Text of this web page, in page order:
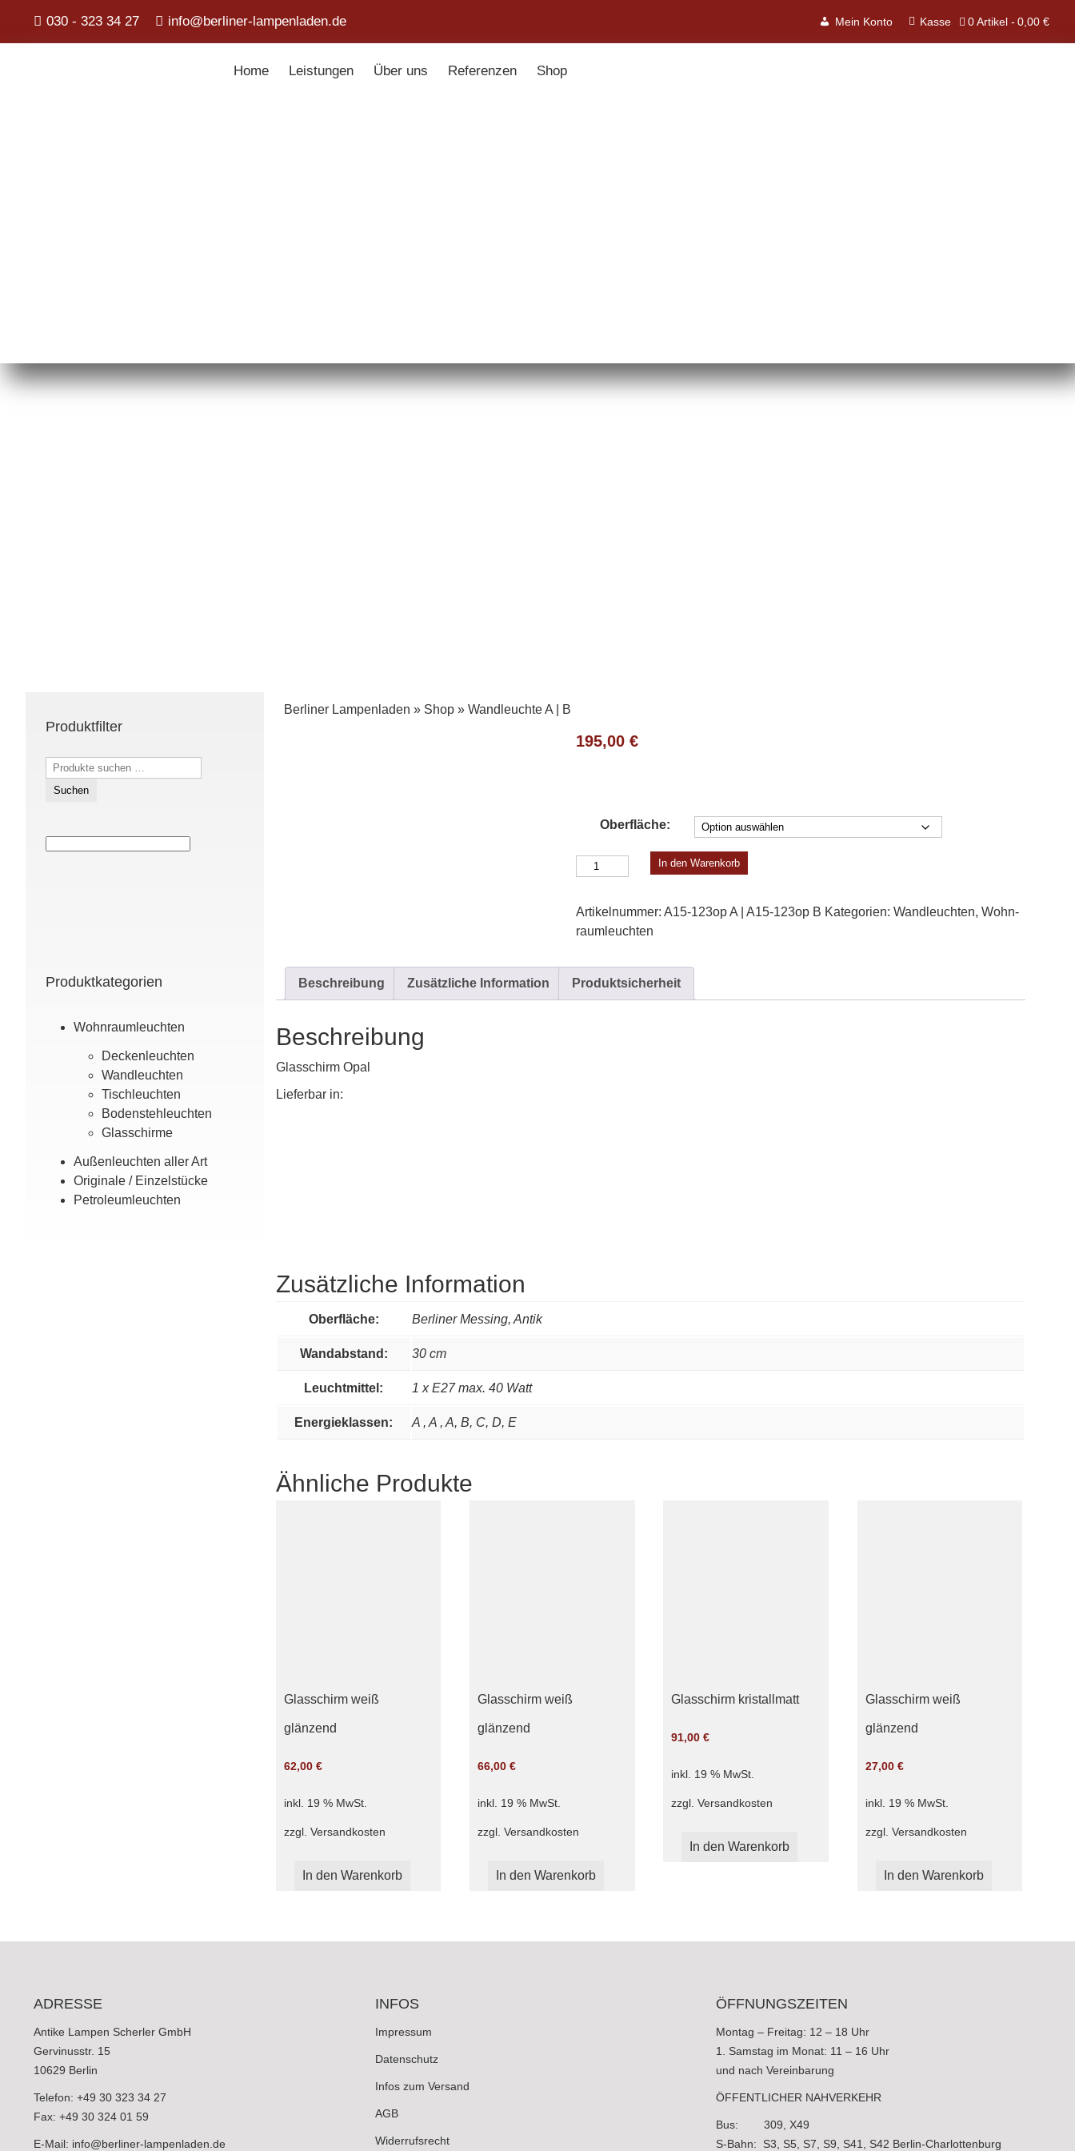
030 - 323 34 27 info@berliner-lampenladen.de Mein Konto Kasse 0 Artikel 0,00 €
Home Leistungen Über uns Referenzen Shop
Produktfilter
Suchen
nach:
Suchen
Produktkategorien
Wohn­raum­leuchten
Decken­leuchten
Wand­leuchten
Tisch­leuchten
Boden­steh­leuchten
Glas­­schirme
Außen­leuchten aller Art
Originale / Einzel­stücke
Petroleum­leuchten
Berliner Lampenladen » Shop» Wandleuchte A | B
195,00 €
Oberfläche:
Wandleuchte
A
B
Menge
In den Warenkorb
Artikelnummer: A15-123op A | A15-123op B Kategorien: Wand­leuchten, Wohn­
raum­leuchten
Beschreibung Zusätzliche Information Produktsicherheit
Beschreibung
Glasschirm Opal
Lieferbar in:
Zusätzliche Information
Oberfläche: Berliner Messing, Antik
Wandabstand: 30 cm
Leuchtmittel: 1 x E27 max. 40 Watt
Energieklassen: A , A , A, B, C, D, E
Ähnliche Produkte
Glasschirm weiß
glänzend
62,00 €
inkl. 19 % MwSt.
zzgl. Versandkosten
In den Warenkorb
Glasschirm weiß
glänzend
66,00 €
inkl. 19 % MwSt.
zzgl. Versandkosten
In den Warenkorb
Glasschirm kristallmatt
91,00€
inkl. 19 % MwSt.
zzgl.Versandkosten
In den Warenkorb
Glasschirm weiß
glänzend
27,00 €
inkl. 19 % MwSt.
zzgl. Versandkosten
In den Warenkorb
ADRESSE
Antike Lampen Scherler GmbH
Gervinusstr. 15
10629 Berlin
Telefon: +49 30 323 34 27
Fax: +49 30 324 01 59
E-Mail: info@berliner-lampenladen.de
INFOS
Impressum
Datenschutz
Infos zum Versand
AGB
Widerrufsrecht
ÖFFNUNGSZEITEN
Montag – Freitag: 12 – 18 Uhr
1. Samstag im Monat: 11 – 16 Uhr
und nach Vereinbarung
ÖFFENTLICHER NAHVERKEHR
Bus: 309, X49
S-Bahn: S3, S5, S7, S9, S41, S42 Berlin-Charlottenburg